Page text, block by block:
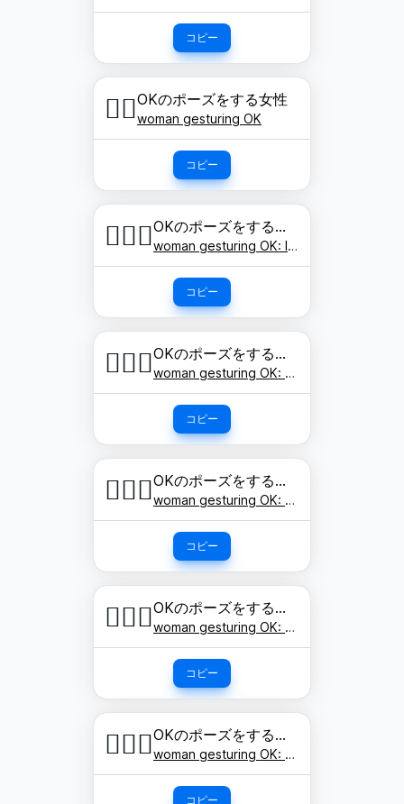
コピー
🙆‍♀️OKのポーズをする女性
woman gesturing OK
コピー
🙆🏻‍♀️ OKのポーズをする女性: 明るい肌色
woman gesturing OK: light skin tone
コピー
🙆🏼‍♀️ OKのポーズをする女性: やや明るい肌色
woman gesturing OK: medium-light skin tone
コピー
🙆🏽‍♀️ OKのポーズをする女性: 肌色
woman gesturing OK: medium skin tone
コピー
🙆🏾‍♀️ OKのポーズをする女性: やや濃い肌色
woman gesturing OK: medium-dark skin tone
コピー
🙆🏿‍♀️ OKのポーズをする女性: 濃い肌色
woman gesturing OK: dark skin tone
コピー